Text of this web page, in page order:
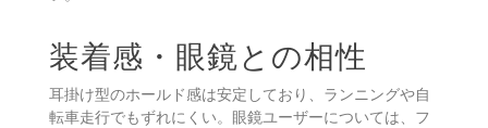
装着感・眼鏡との相性
耳掛け型のホールド感は安定しており、ランニングや自
転車走行でもずれにくい。眼鏡ユーザーについては、フ